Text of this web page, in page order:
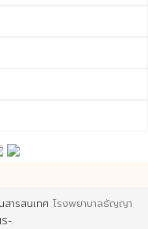
ารสนเทศ โรงพยาบาลธัญญา
.